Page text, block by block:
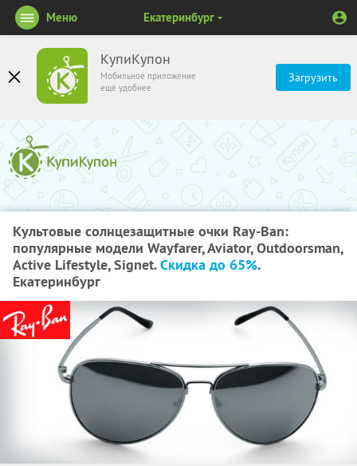
КупиКупон
Мобильное приложение
ещё удобнее
Загрузить
Меню Екатеринбург
Культовые солнцезащитные очки Ray-Ban:
популярные модели Wayfarer, Aviator, Outdoorsman,
Active Lifestyle, Signet.Скидка до 65%.
Екатеринбург